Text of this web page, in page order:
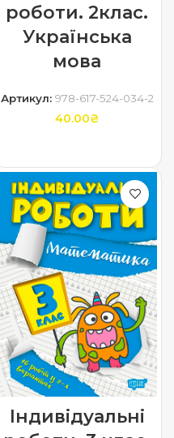
роботи. 2клас.
Українська
мова
Артикул: 978-617-524-034-2
40.00₴
Індивідуальні